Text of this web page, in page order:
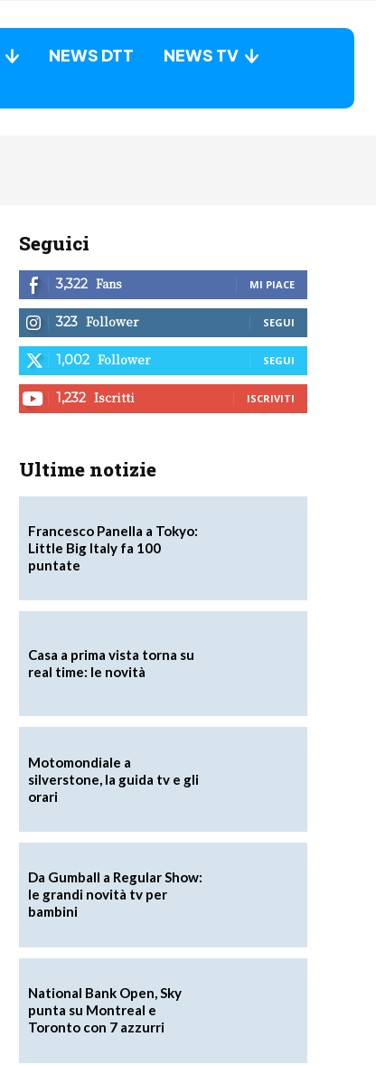
NEWS DTT
NEWS TV
Seguici
3,322 Fans MI PIACE
323 Follower SEGUI
1,002 Follower SEGUI
1,232 Iscritti ISCRIVITI
Ultime notizie
Francesco Panella a Tokyo:
Little Big Italy fa 100
puntate
Casa a prima vista torna su
real time: le novità
Motomondiale a
silverstone, la guida tv e gli
orari
Da Gumball a Regular Show:
le grandi novità tv per
bambini
National Bank Open, Sky
punta su Montreal e
Toronto con 7 azzurri